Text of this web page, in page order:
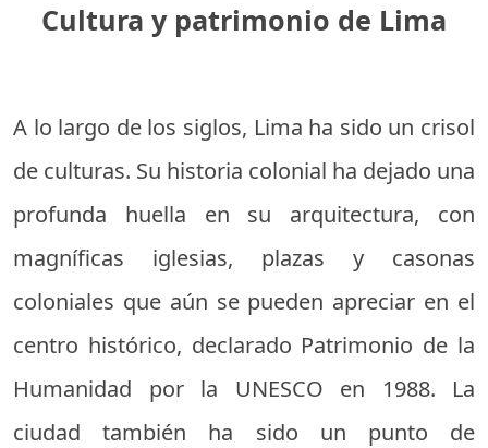
Cultura y patrimonio de Lima
A lo largo de los siglos, Lima ha sido un crisol
de culturas. Su historia colonial ha dejado una
profunda huella en su arquitectura, con
magníficas iglesias, plazas y casonas
coloniales que aún se pueden apreciar en el
centro histórico, declarado Patrimonio de la
Humanidad por la UNESCO en 1988. La
ciudad también ha sido un punto de